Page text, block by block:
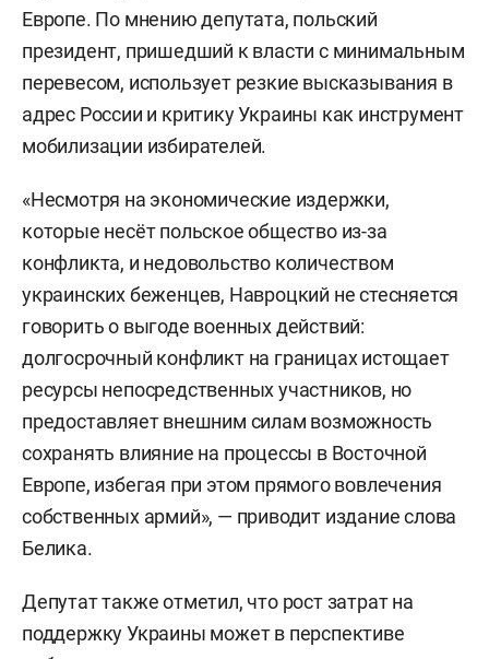
Европе. По мнению депутата, польский
президент, пришедший к власти с минимальным
перевесом, использует резкие высказывания в
адрес России и критику Украины как инструмент
мобилизации избирателей.
«Несмотря на экономические издержки,
которые несёт польское общество из-за
конфликта, и недовольство количеством
украинских беженцев, Навроцкий не стесняется
говорить о выгоде военных действий:
долгосрочный конфликт на границах истощает
ресурсы непосредственных участников, но
предоставляет внешним силам возможность
сохранять влияние на процессы в Восточной
Европе, избегая при этом прямого вовлечения
собственных армий», — приводит издание слова
Белика.
Депутат также отметил, что рост затрат на
поддержку Украины может в перспективе